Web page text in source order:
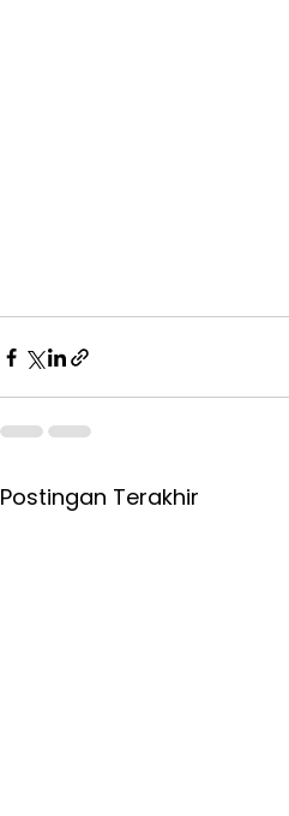
Postingan Terakhir